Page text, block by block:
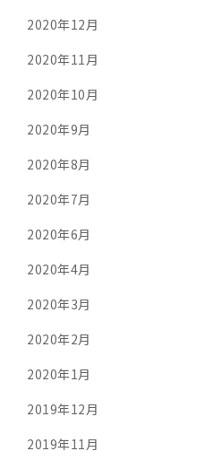
2020年12月
2020年11月
2020年10月
2020年9月
2020年8月
2020年7月
2020年6月
2020年4月
2020年3月
2020年2月
2020年1月
2019年12月
2019年11月